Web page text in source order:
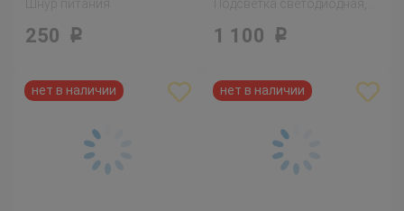
Шнур питания
250 Р 1 100 Р